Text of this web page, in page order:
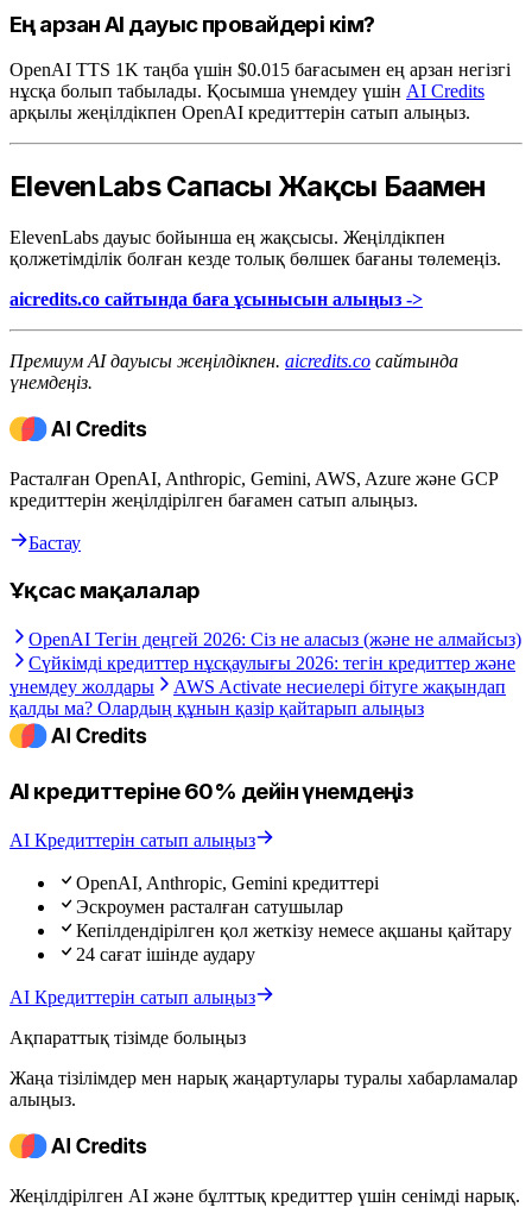
Ең арзан AI дауыс провайдері кім?
OpenAI TTS 1K таңба үшін $0.015 бағасымен ең арзан негізгі
нұсқа болып табылады. Қосымша үнемдеу үшін AI Credits
арқылы жеңілдікпен OpenAI кредиттерін сатып алыңыз.
ElevenLabs Сапасы Жақсы Бағамен
ElevenLabs дауыс бойынша ең жақсысы. Жеңілдікпен
қолжетімділік болған кезде толық бөлшек бағаны төлемеңіз.
aicredits.co сайтында баға ұсынысын алыңыз ->
Премиум AI дауысы жеңілдікпен. aicredits.co сайтында
үнемдеңіз.
Расталған OpenAI, Anthropic, Gemini, AWS, Azure және GCP
кредиттерін жеңілдірілген бағамен сатып алыңыз.
Бастау
Ұқсас мақалалар
OpenAI Тегін деңгей 2026: Сіз не аласыз (және не алмайсыз)
Сүйкімді кредиттер нұсқаулығы 2026: тегін кредиттер және
үнемдеу жолдары
AWS Activate несиелері бітуге жақындап
қалды ма? Олардың құнын қазір қайтарып алыңыз
AI кредиттеріне 60% дейін үнемдеңіз
AI Кредиттерін сатып алыңыз
OpenAI, Anthropic, Gemini кредиттері
Эскроумен расталған сатушылар
Кепілдендірілген қол жеткізу немесе ақшаны қайтару
24 сағат ішінде аудару
AI Кредиттерін сатып алыңыз
Ақпараттық тізімде болыңыз
Жаңа тізілімдер мен нарық жаңартулары туралы хабарламалар
алыңыз.
Жеңілдірілген AI және бұлттық кредиттер үшін сенімді нарық.